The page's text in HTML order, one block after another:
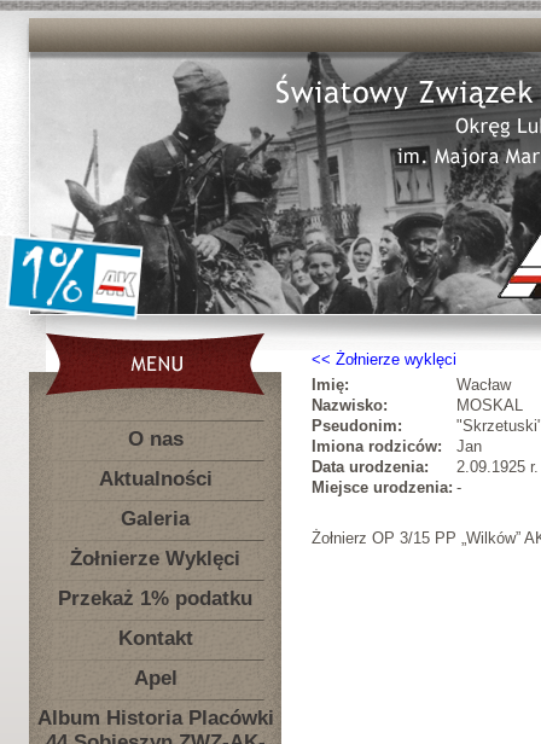
O nas
Aktualności
Galeria
Żołnierze Wyklęci
Przekaż 1% podatku
Kontakt
Apel
Album Historia Placówki
Żołnierze wyklęci
Imię:
Wacław
Nazwisko:
MOSKAL
Pseudonim:
Imiona rodziców:
Jan
Data urodzenia:
2.09.1925 r.
Miejsce urodzenia: -
Żołnierz OP 3/15 PP „Wilków”